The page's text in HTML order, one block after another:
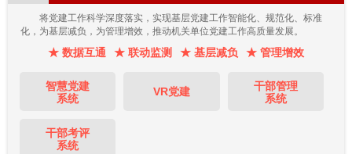
将党建工作科学深度落实，实现基层党建工作智能化、规范化、标准
化，为基层减负，为管理增效，推动机关单位党建工作高质量发展。
★ 数据互通 ★ 联动监测 ★ 基层减负 ★ 管理增效
智慧党建
系统
VR党建
干部管理
系统
干部考评
系统